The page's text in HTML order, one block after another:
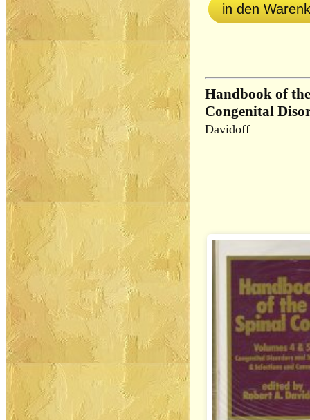
in den
Handbook of
Congenital
Davidoff